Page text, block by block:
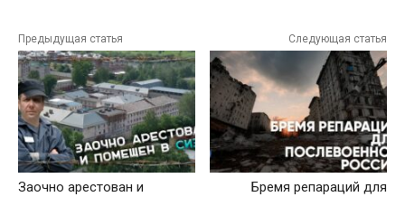
Предыдущая статья
Заочно арестован и
Следующая статья
Бремя репараций для